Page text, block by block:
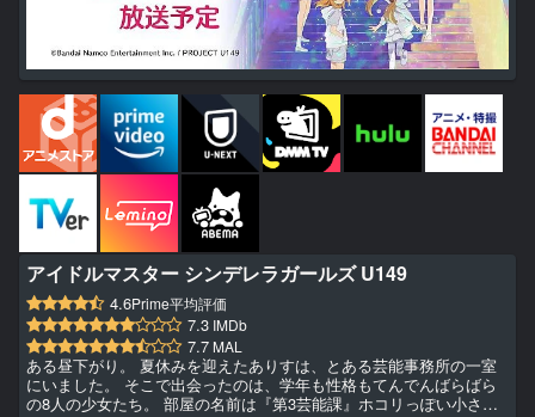
アイドルマスター シンデレラガールズ U149
4.6Prime平均評価
7.3 IMDb
7.7 MAL
ある昼下がり。 夏休みを迎えたありすは、とある芸能事務所の一室
にいました。 そこで出会ったのは、学年も性格もてんでんばらばら
の8人の少女たち。 部屋の名前は『第3芸能課』ホコリっぽい小さな